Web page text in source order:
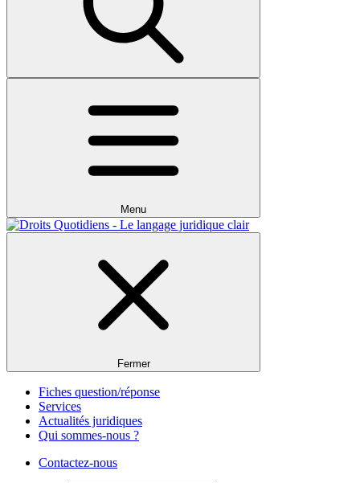
Menu
Fermer
Fiches question/réponse
Services
Actualités juridiques
Qui sommes-nous ?
Contactez-nous